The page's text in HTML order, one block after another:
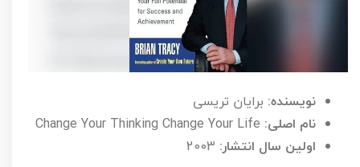
نویسنده: برایان تریسی
نام اصلی:
اولین سال انتشار: